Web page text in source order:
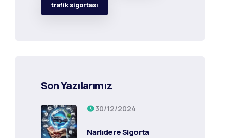
trafik sigortası
Son Yazılarımız
30/12/2024
Narlıdere Sigorta